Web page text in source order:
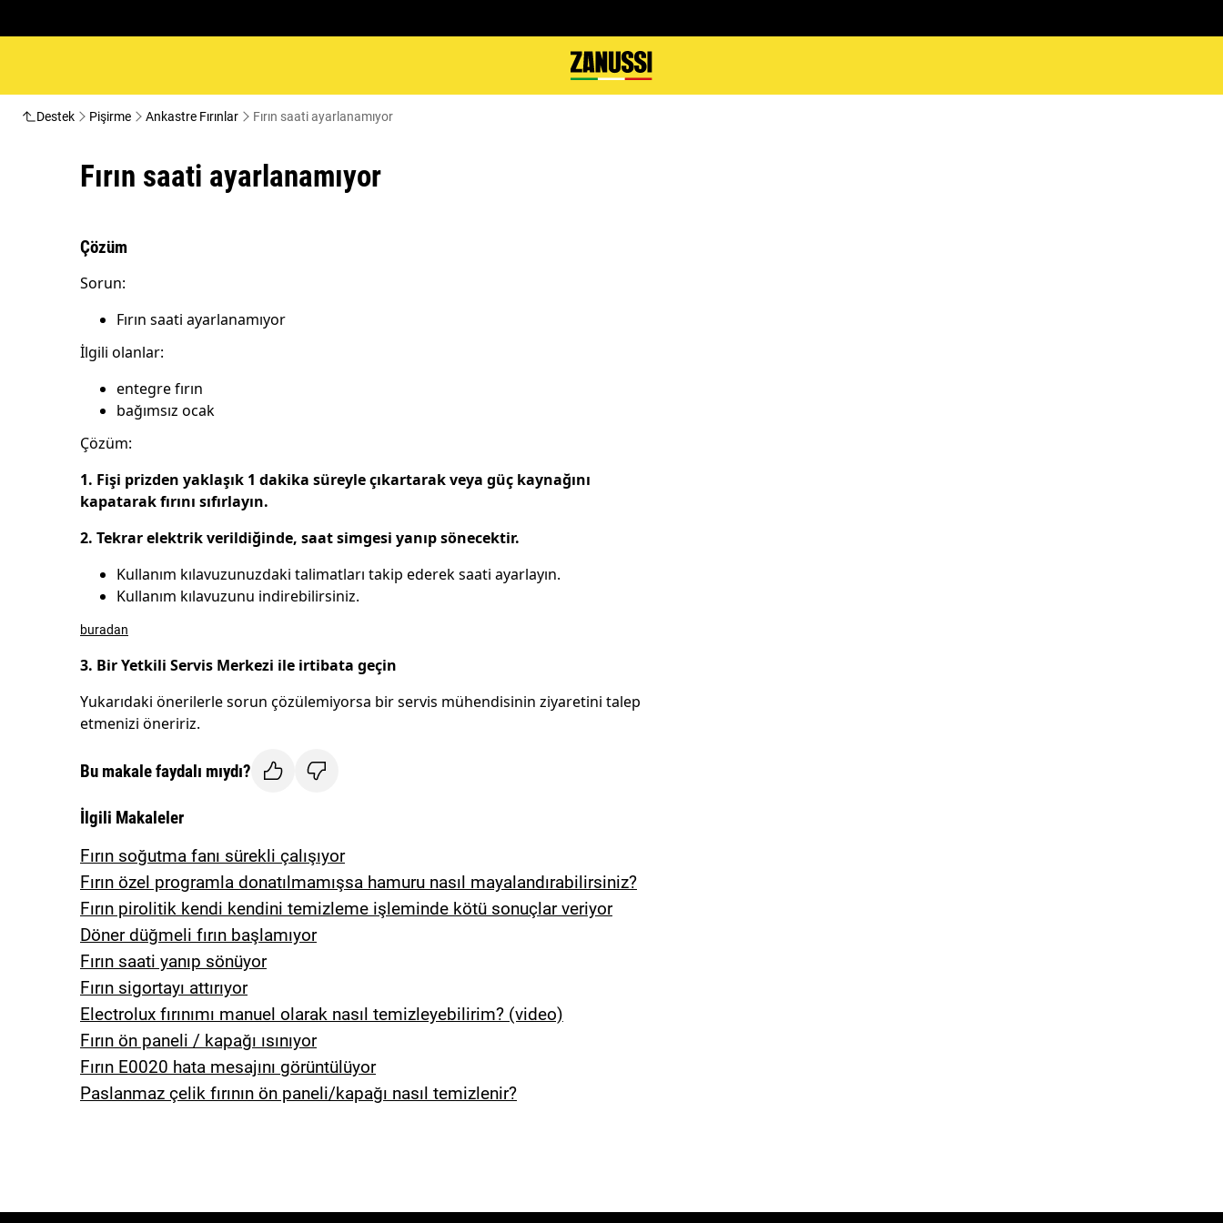
Destek Pişirme Ankastre Fırınlar Fırın saati ayarlanamıyor
Fırın saati ayarlanamıyor
Çözüm
Sorun:
Fırın saati ayarlanamıyor
İlgili olanlar:
entegre fırın
bağımsız ocak
Çözüm:
1. Fişi prizden yaklaşık 1 dakika süreyle çıkartarak veya güç kaynağını
kapatarak fırını sıfırlayın.
2. Tekrar elektrik verildiğinde, saat simgesi yanıp sönecektir.
Kullanım kılavuzunuzdaki talimatları takip ederek saati ayarlayın.
Kullanım kılavuzunu indirebilirsiniz.
buradan
3. Bir Yetkili Servis Merkezi ile irtibata geçin
Yukarıdaki önerilerle sorun çözülemiyorsa bir servis mühendisinin ziyaretini talep
etmenizi öneririz.
Bu makale faydalı mıydı?
İlgili Makaleler
Fırın soğutma fanı sürekli çalışıyor
Fırın özel programla donatılmamışsa hamuru nasıl mayalandırabilirsiniz?
Fırın pirolitik kendi kendini temizleme işleminde kötü sonuçlar veriyor
Döner düğmeli fırın başlamıyor
Fırın saati yanıp sönüyor
Fırın sigortayı attırıyor
Electrolux fırınımı manuel olarak nasıl temizleyebilirim? (video)
Fırın ön paneli / kapağı ısınıyor
Fırın E0020 hata mesajını görüntülüyor
Paslanmaz çelik fırının ön paneli/kapağı nasıl temizlenir?